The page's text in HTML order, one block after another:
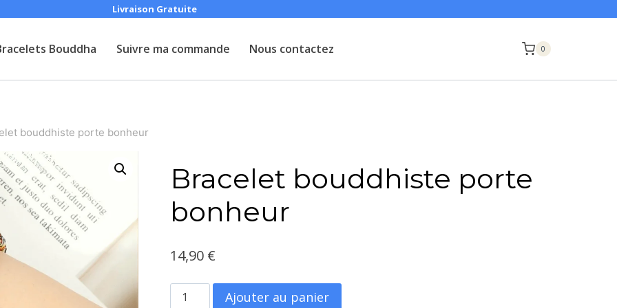
Livraison Gratuite
Bouddha Suivre ma commande Nous contactez 0
bouddhiste porte bonheur
Bracelet bouddhiste porte
bonheur
14,90 €
quantité
Ajouter au panier